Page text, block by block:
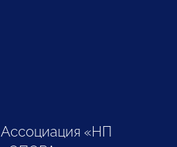
Ассоциация «НП